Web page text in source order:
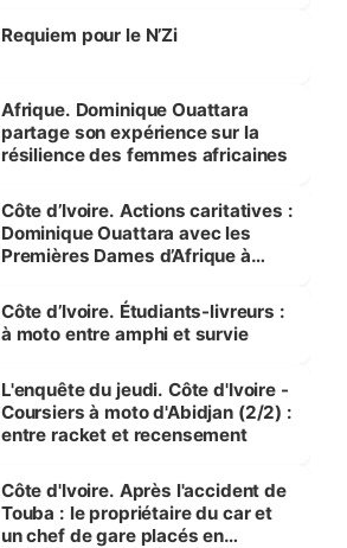
Requiem pour le N’Zi
Afrique. Dominique Ouattara
partage son expérience sur la
résilience des femmes africaines
Côte d’Ivoire. Actions caritatives :
Dominique Ouattara avec les
Premières Dames d’Afrique à
Côte d’Ivoire. Étudiants-livreurs :
à moto entre amphi et survie
L'enquête du jeudi. Côte d'Ivoire -
Coursiers à moto d'Abidjan (2/2) :
entre racket et recensement
Côte d'Ivoire. Après l'accident de
Touba : le propriétaire du car et
un chef de gare placés en